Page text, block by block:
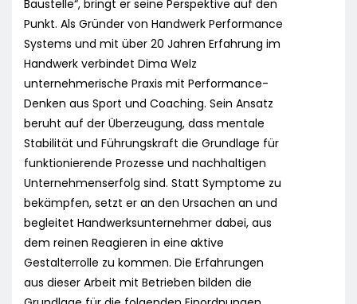
Baustelle“, bringt er seine Perspektive auf den
Punkt. Als Gründer von Handwerk Performance
Systems und mit über 20 Jahren Erfahrung im
Handwerk verbindet Dima Welz
unternehmerische Praxis mit Performance-
Denken aus Sport und Coaching. Sein Ansatz
beruht auf der Überzeugung, dass mentale
Stabilität und Führungskraft die Grundlage für
funktionierende Prozesse und nachhaltigen
Unternehmenserfolg sind. Statt Symptome zu
bekämpfen, setzt er an den Ursachen an und
begleitet Handwerksunternehmer dabei, aus
dem reinen Reagieren in eine aktive
Gestalterrolle zu kommen. Die Erfahrungen
aus dieser Arbeit mit Betrieben bilden die